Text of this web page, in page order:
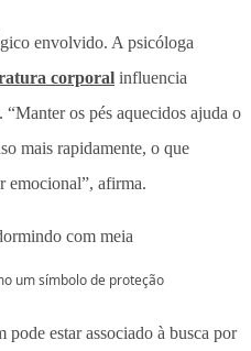
envolvido. A psicóloga
corporal influencia
os pés aquecidos ajuda o
mais rapidamente, o que
emocional”, afirma.
um símbolo de proteção
pode estar associado à busca por